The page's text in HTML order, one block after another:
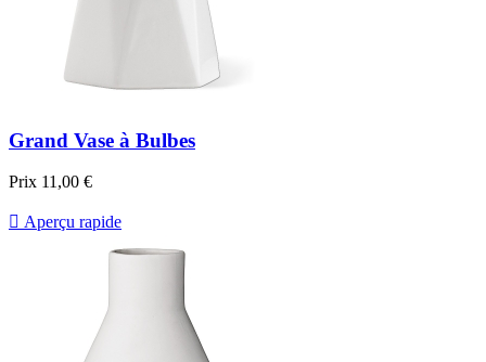
Grand Vase à Bulbes
Prix 11,00 €
 Aperçu rapide